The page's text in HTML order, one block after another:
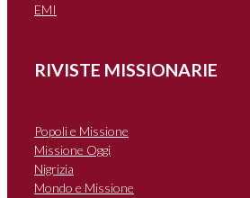
EMI
RIVISTE MISSIONARIE
Popoli e Missione
Missione Oggi
Nigrizia
Mondo e Missione